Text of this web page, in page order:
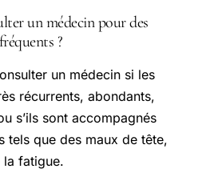
un médecin pour des
?
un médecin si les
récurrents, abondants,
s’ils sont accompagnés
tels que des maux de tête,
fatigue.